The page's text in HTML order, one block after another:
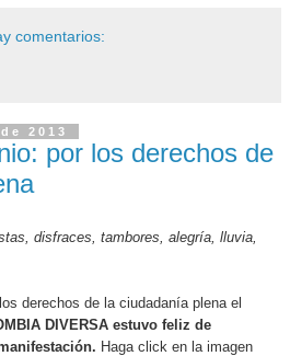
comentarios:
2013
por los derechos de
disfraces, tambores, alegría, lluvia,
derechos de la ciudadanía plena el
DIVERSA estuvo feliz de
Haga click en la imagen